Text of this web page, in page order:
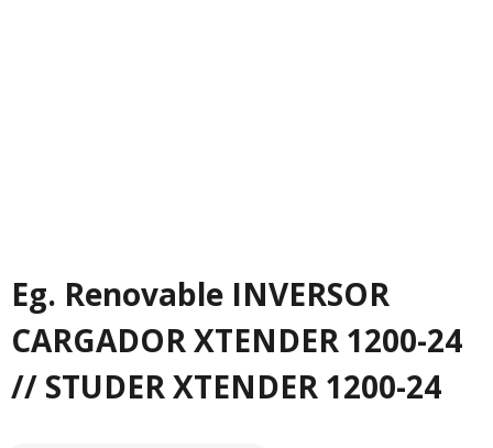
Eg. Renovable INVERSOR
CARGADOR XTENDER 1200-24
// STUDER XTENDER 1200-24